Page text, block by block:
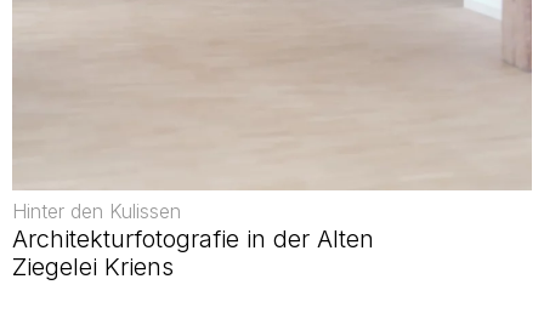
Hinter den Kulissen
Architekturfotografie in der Alten
Ziegelei Kriens